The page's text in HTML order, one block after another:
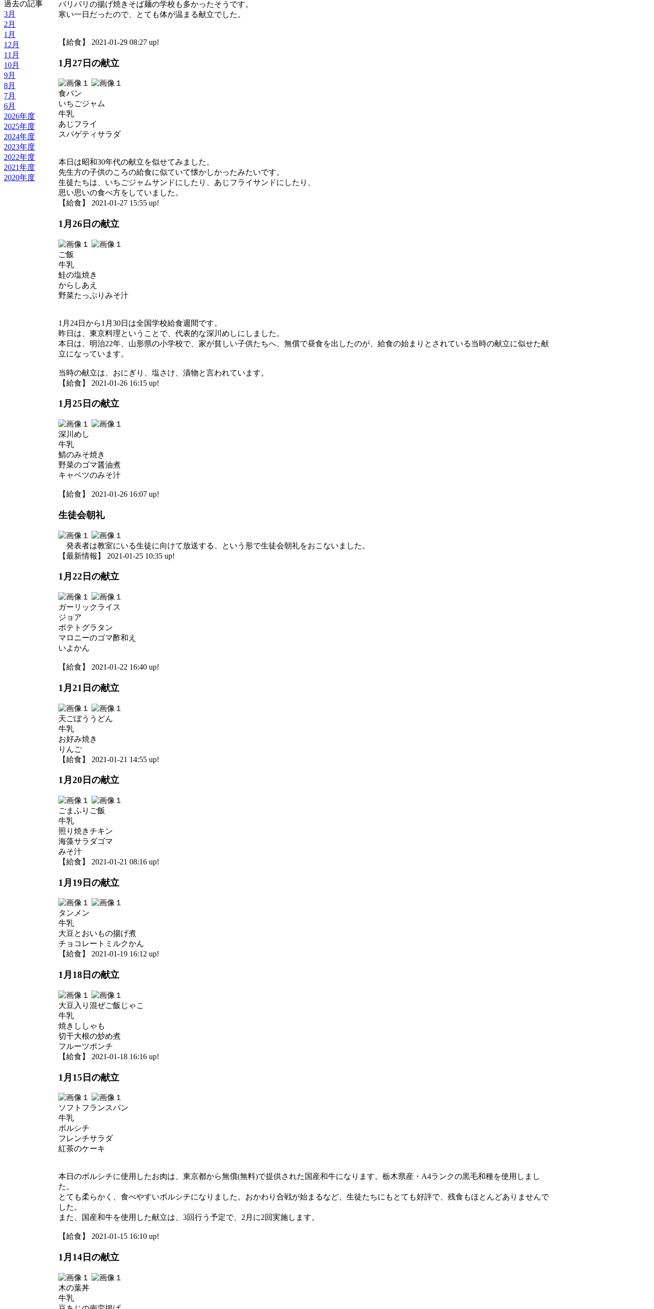
過去の記事
3月
2月
1月
12月
11月
10月
9月
8月
7月
6月
2026年度
2025年度
2024年度
2023年度
2022年度
2021年度
2020年度
パリパリの揚げ焼きそば麺の学校も多かったそうです。
寒い一日だったので、とても体が温まる献立でした。
【給食】 2021-01-29 08:27 up!
1月27日の献立
食パン
いちごジャム
牛乳
あじフライ
スパゲティサラダ
本日は昭和30年代の献立を似せてみました。
先生方の子供のころの給食に似ていて懐かしかったみたいです。
生徒たちは、いちごジャムサンドにしたり、あじフライサンドにしたり、
思い思いの食べ方をしていました。
【給食】 2021-01-27 15:55 up!
1月26日の献立
ご飯
牛乳
鮭の塩焼き
からしあえ
野菜たっぷりみそ汁
1月24日から1月30日は全国学校給食週間です。
昨日は、東京料理ということで、代表的な深川めしにしました。
本日は、明治22年、山形県の小学校で、家が貧しい子供たちへ、無償で昼食を出したのが、給食の始まりとされている当時の献立に似せた献
立になっています。
当時の献立は、おにぎり、塩さけ、漬物と言われています。
【給食】 2021-01-26 16:15 up!
1月25日の献立
深川めし
牛乳
鯖のみそ焼き
野菜のゴマ醤油煮
キャベツのみそ汁
【給食】 2021-01-26 16:07 up!
生徒会朝礼
発表者は教室にいる生徒に向けて放送する、という形で生徒会朝礼をおこないました。
【最新情報】 2021-01-25 10:35 up!
1月22日の献立
ガーリックライス
ジョア
ポテトグラタン
マロニーのゴマ酢和え
いよかん
【給食】 2021-01-22 16:40 up!
1月21日の献立
天ごぼううどん
牛乳
お好み焼き
りんご
【給食】 2021-01-21 14:55 up!
1月20日の献立
ごまふりご飯
牛乳
照り焼きチキン
海藻サラダゴマ
みそ汁
【給食】 2021-01-21 08:16 up!
1月19日の献立
タンメン
牛乳
大豆とおいもの揚げ煮
チョコレートミルクかん
【給食】 2021-01-19 16:12 up!
1月18日の献立
大豆入り混ぜご飯じゃこ
牛乳
焼きししゃも
切干大根の炒め煮
フルーツポンチ
【給食】 2021-01-18 16:16 up!
1月15日の献立
ソフトフランスパン
牛乳
ボルシチ
フレンチサラダ
紅茶のケーキ
本日のボルシチに使用したお肉は、東京都から無償(無料)で提供された国産和牛になります。栃木県産・A4ランクの黒毛和種を使用しまし
た。
とても柔らかく、食べやすいボルシチになりました。おかわり合戦が始まるなど、生徒たちにもとても好評で、残食もほとんどありませんで
した。
また、国産和牛を使用した献立は、3回行う予定で、2月に2回実施します。
【給食】 2021-01-15 16:10 up!
1月14日の献立
木の葉丼
牛乳